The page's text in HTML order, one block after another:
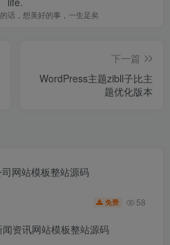
话，想美好的事，一生足矣
下一篇
WordPress主题zibll子比主
题优化版本
网站模板整站源码
免费 58
闻资讯网站模板整站源码